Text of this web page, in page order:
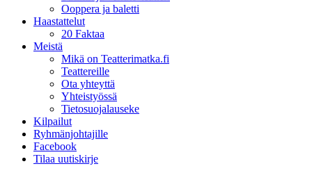
Ooppera ja baletti
Haastattelut
20 Faktaa
Meistä
Mikä on Teatterimatka.fi
Teattereille
Ota yhteyttä
Yhteistyössä
Tietosuojalauseke
Kilpailut
Ryhmänjohtajille
Facebook
Tilaa uutiskirje